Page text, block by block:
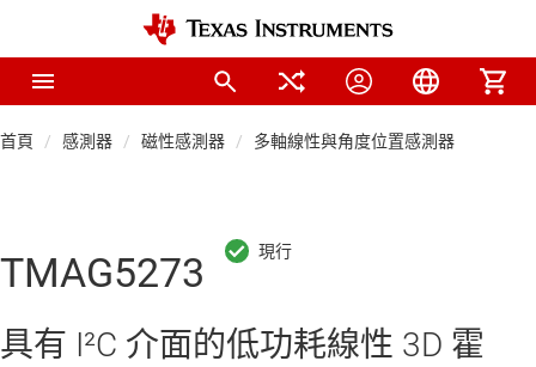
首頁 感測器 磁性感測器 多軸線性與角度位置感測器
TMAG5273
具有 I²C 介面的低功耗線性 3D 霍